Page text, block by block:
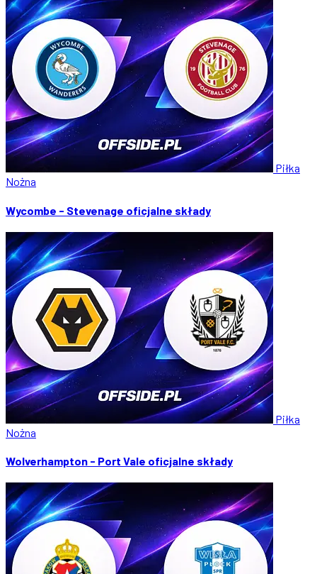
Piłka
Nożna
Wycombe - Stevenage oficjalne składy
Piłka
Nożna
Wolverhampton - Port Vale oficjalne składy